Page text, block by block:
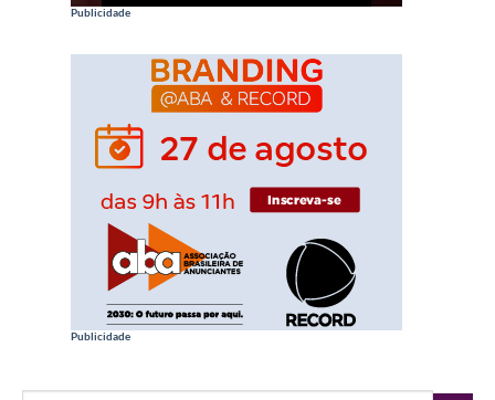
Publicidade
Publicidade